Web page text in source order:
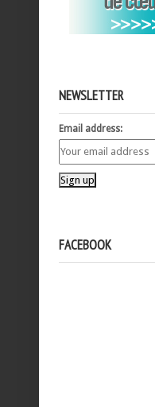
NEWSLETTER
Email address:
FACEBOOK